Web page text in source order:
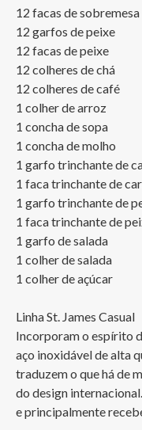
12 facas de sobremesa
12 garfos de peixe
12 facas de peixe
12 colheres de chá
12 colheres de café
1 colher de arroz
1 concha de sopa
1 concha de molho
1 garfo trinchante de
1 faca trinchante de
1 garfo trinchante de
1 faca trinchante de
1 garfo de salada
1 colher de salada
1 colher de açúcar
Linha St. James Casual
Incorporam o espírito
aço inoxidável de alta
traduzem o que há de
do design
e principalmente